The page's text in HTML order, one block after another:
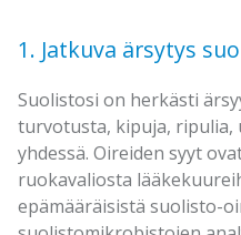
1. Jatkuva ärsytys
Suolistosi on herkästi
turvotusta, kipuja, ripulia,
yhdessä. Oireiden syyt
ruokavaliosta
epämääräisistä suolisto-